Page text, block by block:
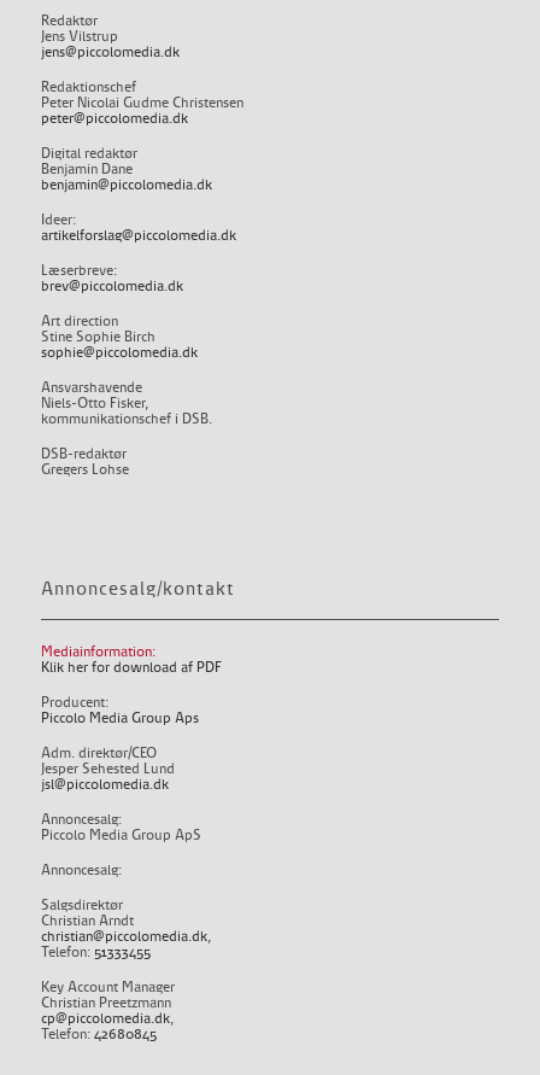
Redaktør
Jens Vilstrup
jens@piccolomedia.dk
Redaktionschef
Peter Nicolai Gudme Christensen
peter@piccolomedia.dk
Digital redaktør
Benjamin Dane
benjamin@piccolomedia.dk
Ideer:
artikelforslag@piccolomedia.dk
Læserbreve:
brev@piccolomedia.dk
Art direction
Stine Sophie Birch
sophie@piccolomedia.dk
Ansvarshavende
Niels-Otto Fisker,
kommunikationschef i DSB.
DSB-redaktør
Gregers Lohse
Annoncesalg/kontakt
Mediainformation:
Klik her for download af PDF
Producent:
Piccolo Media Group Aps
Adm. direktør/CEO
Jesper Sehested Lund
jsl@piccolomedia.dk
Annoncesalg:
Piccolo Media Group ApS
Annoncesalg:
Salgsdirektør
Christian Arndt
christian@piccolomedia.dk,
Telefon: 51333455
Key Account Manager
Christian Preetzmann
cp@piccolomedia.dk,
Telefon: 42680845